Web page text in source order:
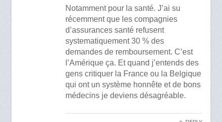
Notamment pour la santé. J’ai su
récemment que les compagnies
d’assurances santé refusent
systematiquement 30 % des
demandes de remboursement. C’est
l’Amérique ça. Et quand j’entends des
gens critiquer la France ou la Belgique
qui ont un système honnête et de bons
médecins je deviens désagréable.